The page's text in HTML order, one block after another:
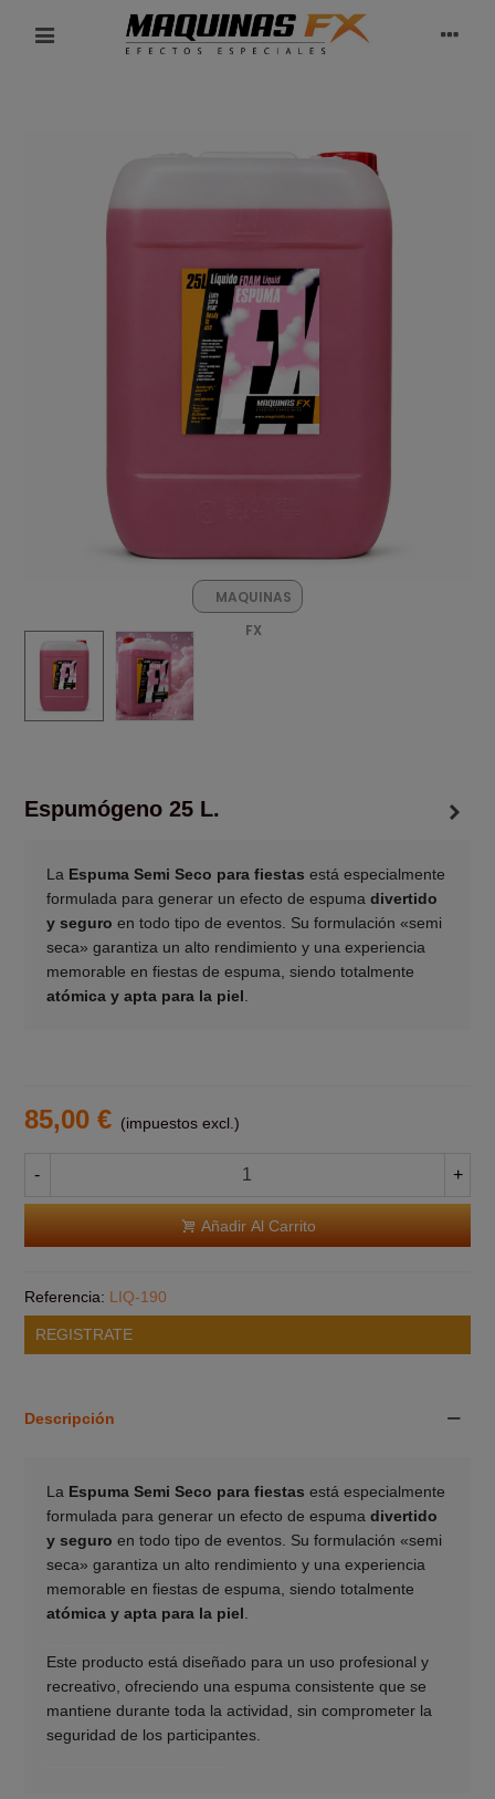
MAQUINAS
FX
Espumógeno 25 L.
La Espuma Semi Seco para fiestas está especialmente
formulada para generar un efecto de espuma divertido
y seguro en todo tipo de eventos. Su formulación «semi
seca» garantiza un alto rendimiento y una experiencia
memorable en fiestas de espuma, siendo totalmente
atómica y apta para la piel
85,00 € (impuestos excl.)
- +
Añadir Al Carrito
Referencia: LIQ-190
REGISTRATE
Descripción
La Espuma Semi Seco para fiestas está especialmente
formulada para generar un efecto de espuma divertido
y seguro en todo tipo de eventos. Su formulación «semi
seca» garantiza un alto rendimiento y una experiencia
memorable en fiestas de espuma, siendo totalmente
atómica y apta para la piel
Este producto está diseñado para un uso profesional y
recreativo, ofreciendo una espuma consistente que se
mantiene durante toda la actividad, sin comprometer la
seguridad de los participantes.